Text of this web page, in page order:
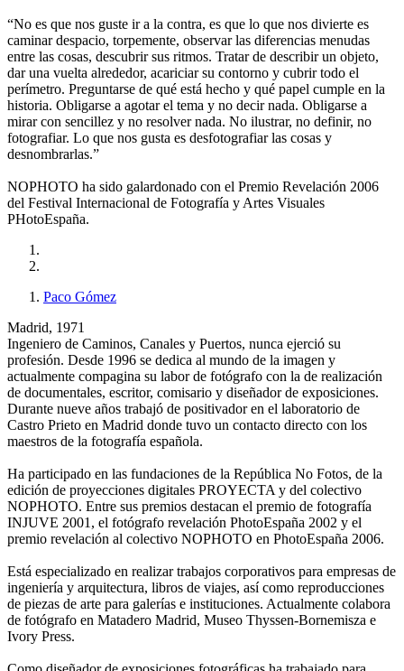
“No es que nos guste ir a la contra, es que lo que nos divierte es
caminar despacio, torpemente, observar las diferencias menudas
entre las cosas, descubrir sus ritmos. Tratar de describir un objeto,
dar una vuelta alrededor, acariciar su contorno y cubrir todo el
perímetro. Preguntarse de qué está hecho y qué papel cumple en la
historia. Obligarse a agotar el tema y no decir nada. Obligarse a
mirar con sencillez y no resolver nada. No ilustrar, no definir, no
fotografiar. Lo que nos gusta es desfotografiar las cosas y
desnombrarlas.”
NOPHOTO ha sido galardonado con el Premio Revelación 2006
del Festival Internacional de Fotografía y Artes Visuales
PHotoEspaña.
Paco Gómez
Madrid, 1971
Ingeniero de Caminos, Canales y Puertos, nunca ejerció su
profesión. Desde 1996 se dedica al mundo de la imagen y
actualmente compagina su labor de fotógrafo con la de realización
de documentales, escritor, comisario y diseñador de exposiciones.
Durante nueve años trabajó de positivador en el laboratorio de
Castro Prieto en Madrid donde tuvo un contacto directo con los
maestros de la fotografía española.
Ha participado en las fundaciones de la República No Fotos, de la
edición de proyecciones digitales PROYECTA y del colectivo
NOPHOTO. Entre sus premios destacan el premio de fotografía
INJUVE 2001, el fotógrafo revelación PhotoEspaña 2002 y el
premio revelación al colectivo NOPHOTO en PhotoEspaña 2006.
Está especializado en realizar trabajos corporativos para empresas de
ingeniería y arquitectura, libros de viajes, así como reproducciones
de piezas de arte para galerías e instituciones. Actualmente colabora
de fotógrafo en Matadero Madrid, Museo Thyssen-Bornemisza e
Ivory Press.